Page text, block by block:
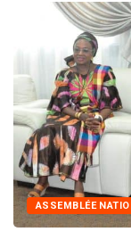
ASSEMBLÉE